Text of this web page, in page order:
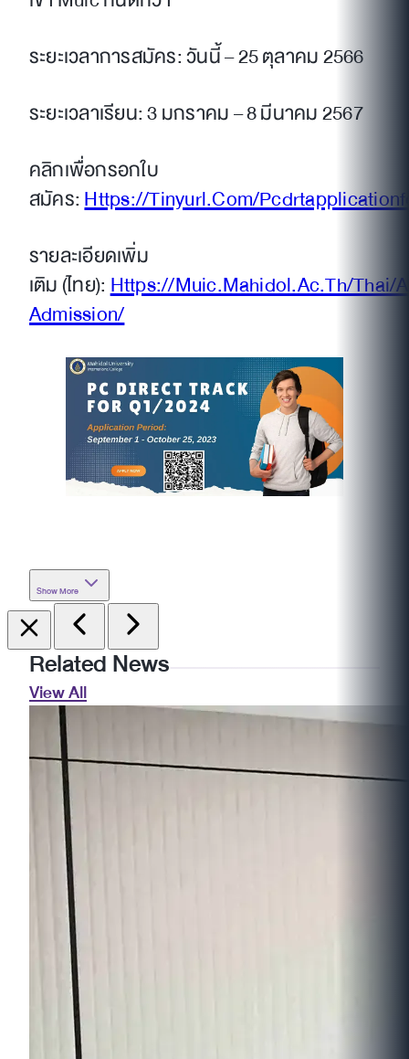
ระยะเวลาการสมัคร: วันนี้ – 25 ตุลาคม 2566
ระยะเวลาเรียน: 3 มกราคม – 8 มีนาคม 2567
คลิกเพื่อกรอกใบ
สมัคร:Https://Tinyurl.Com/
รายละเอียดเพิ่ม
เติม (ไทย):Https://Muic.Mahidol.Ac.Th/Thai/
Admission/
Show More
Related News
View All